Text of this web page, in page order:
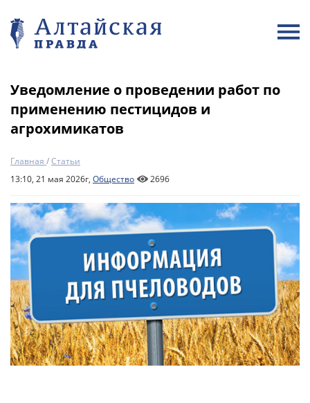
Уведомление о проведении работ по
применению пестицидов и
агрохимикатов
Главная /Статьи
13:10, 21 мая 2026г, Общество 2696